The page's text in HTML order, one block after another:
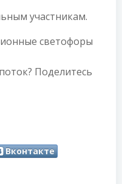
участникам.
светофоры
Поделитесь
Вконтакте